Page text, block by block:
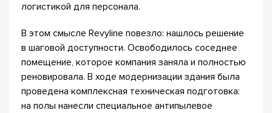
логистикой для персонала.
В этом смысле Revyline повезло: нашлось решение
в шаговой доступности. Освободилось соседнее
помещение, которое компания заняла и полностью
реновировала. В ходе модернизации здания была
проведена комплексная техническая подготовка:
на полы нанесли специальное антипылевое